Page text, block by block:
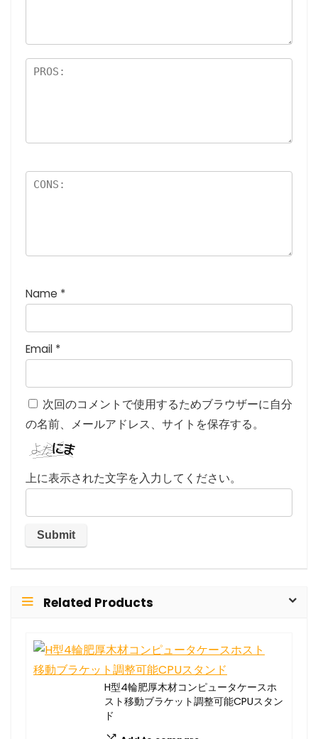
価
Name *
Email *
次回のコメントで使用するためブラウザーに自分
の名前、メールアドレス、サイトを保存する。
上に表示された文字を入力してください。
Related Products
H型4輪肥厚木材コンピュータケースホ
スト移動ブラケット調整可能CPUスタン
ド